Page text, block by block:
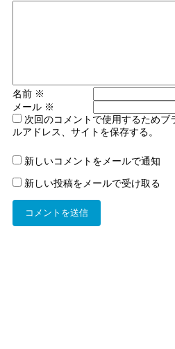
名前 ※
メール ※
次回のコメントで使用するためブ
ルアドレス、サイトを保存する。
新しいコメントをメールで通知
新しい投稿をメールで受け取る